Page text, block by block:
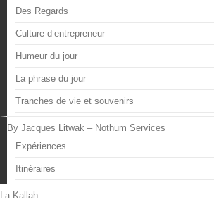
Des Regards
Culture d’entrepreneur
Humeur du jour
La phrase du jour
Tranches de vie et souvenirs
By Jacques Litwak – Nothum Services
Expériences
Itinéraires
La Kallah